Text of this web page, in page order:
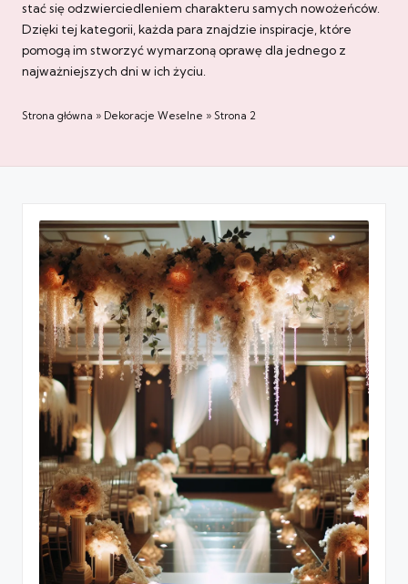
stać się odzwierciedleniem charakteru samych nowożeńców.
Dzięki tej kategorii, każda para znajdzie inspiracje, które
pomogą im stworzyć wymarzoną oprawę dla jednego z
najważniejszych dni w ich życiu.
Strona główna » Dekoracje Weselne » Strona 2